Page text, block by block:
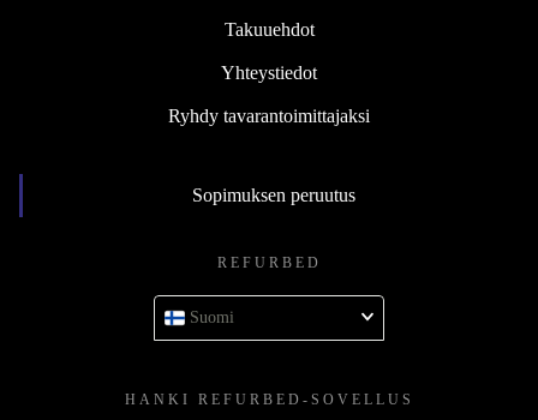
Takuuehdot
Yhteystiedot
Ryhdy tavarantoimittajaksi
Sopimuksen peruutus
REFURBED
Suomi
HANKI REFURBED-SOVELLUS